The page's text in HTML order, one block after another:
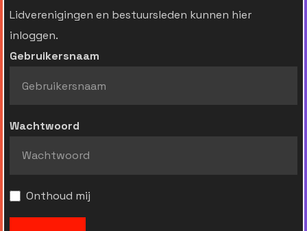
Lidverenigingen en bestuursleden kunnen hier
inloggen.
Gebruikersnaam
Wachtwoord
Onthoud mij